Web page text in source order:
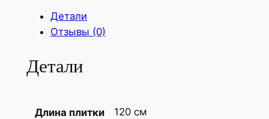
с
Детали
Отзывы (0)
Детали
Длина плитки 120 см